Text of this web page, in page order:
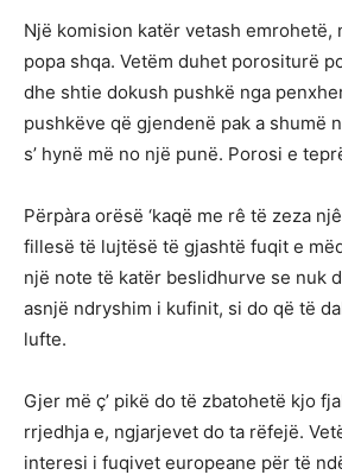
Një komision katër vetash emrohetë,
popa shqa. Vetëm duhet porositurë
dhe shtie dokush pushkë nga
pushkëve që gjendenë pak a shumë
s’ hynë më no një punë. Porosi e
Përpàra orësë ‘kaqë me rê të zeza
fillesë të lujtësë të gjashtë fuqit e
një note të katër beslidhurve se nuk
asnjë ndryshim i kufinit, si do që të
lufte.
Gjer më ç’ pikë do të zbatohetë kjo
rrjedhja e, ngjarjevet do ta rëfejë.
interesi i fuqivet europeane për të